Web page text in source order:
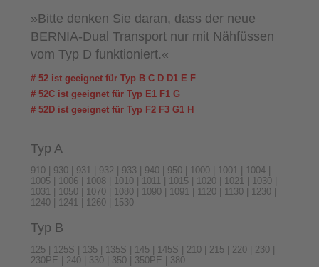
»Bitte denken Sie daran, dass der neue
BERNIA-Dual Transport nur mit Nähfüssen
vom Typ D funktioniert.«
# 52 ist geeignet für Typ B C D D1 E F
# 52C ist geeignet für Typ E1 F1 G
# 52D ist geeignet für Typ F2 F3 G1 H
Typ A
910 | 930 | 931 | 932 | 933 | 940 | 950 | 1000 | 1001 | 1004 |
1005 | 1006 | 1008 | 1010 | 1011 | 1015 | 1020 | 1021 | 1030 |
1031 | 1050 | 1070 | 1080 | 1090 | 1091 | 1120 | 1130 | 1230 |
1240 | 1241 | 1260 | 1530
Typ B
125 | 125S | 135 | 135S | 145 | 145S | 210 | 215 | 220 | 230 |
230PE | 240 | 330 | 350 | 350PE | 380